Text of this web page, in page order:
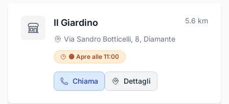
Il Giardino 5.6 km
Via Sandro Botticelli, 8, Diamante
🟠 Apre alle 11:00
Chiama Dettagli